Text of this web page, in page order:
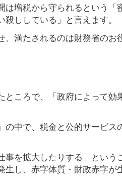
増税から守られるという「
ししている」と言えます。
満たされるのは財務省のお
ころで、「政府によって効
中で、税金と公的サービス
事を拡大したりする」という
し、赤字体質・財政赤字が